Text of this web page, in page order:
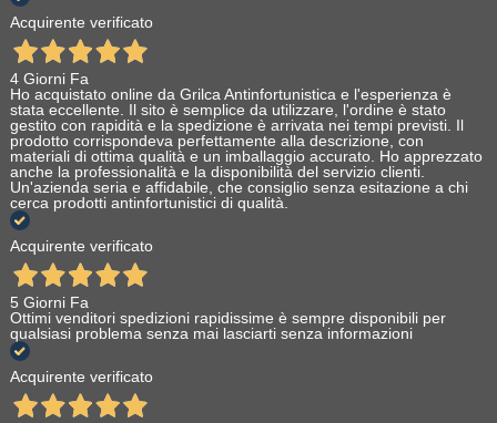
Acquirente verificato
4 Giorni Fa
Ho acquistato online da Grilca Antinfortunistica e l'esperienza è
stata eccellente. Il sito è semplice da utilizzare, l'ordine è stato
gestito con rapidità e la spedizione è arrivata nei tempi previsti. Il
prodotto corrispondeva perfettamente alla descrizione, con
materiali di ottima qualità e un imballaggio accurato. Ho apprezzato
anche la professionalità e la disponibilità del servizio clienti.
Un'azienda seria e affidabile, che consiglio senza esitazione a chi
cerca prodotti antinfortunistici di qualità.
Acquirente verificato
5 Giorni Fa
Ottimi venditori spedizioni rapidissime è sempre disponibili per
qualsiasi problema senza mai lasciarti senza informazioni
Acquirente verificato